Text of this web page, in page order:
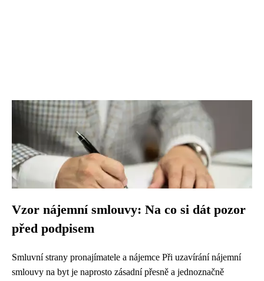
Vzor nájemní smlouvy: Na co si dát pozor
před podpisem
Smluvní strany pronajímatele a nájemce Při uzavírání nájemní
smlouvy na byt je naprosto zásadní přesně a jednoznačně